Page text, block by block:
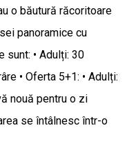
o băutură răcoritoare
panoramice cu
sunt: • Adulți: 30
• Oferta 5+1: • Adulți:
nouă pentru o zi
se întâlnesc într-o